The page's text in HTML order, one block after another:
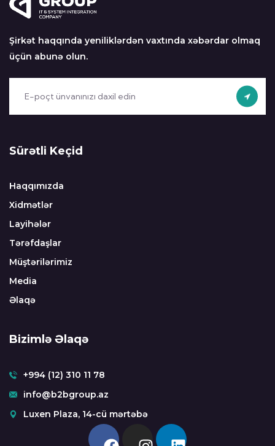
Şirkət haqqında yeniliklərdən vaxtında xəbərdar olmaq
üçün abunə olun.
Sürətli Keçid
Haqqımızda
Xidmətlər
Layihələr
Tərəfdaşlar
Müştərilərimiz
Media
Əlaqə
Bizimlə Əlaqə
+994 (12) 310 11 78
info@b2bgroup.az
Luxen Plaza, 14-cü mərtəbə